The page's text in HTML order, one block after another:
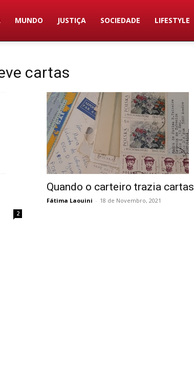
MUNDO JUSTIÇA SOCIEDADE LIFESTYLE
cartas
2
Quando o carteiro trazia cartas
Fátima Laouini - 18 de Novembro, 2021